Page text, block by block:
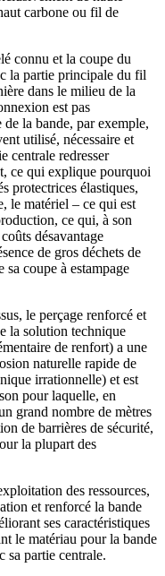
carbone ou fil de
connu et la coupe du
la partie principale du fil
dans le milieu de la
est pas
la bande, par exemple,
utilisé, nécessaire et
centrale redresser
ce qui explique pourquoi
protectrices élastiques,
le matériel – ce qui est
ce qui, à son
désavantage
de gros déchets de
sa coupe à estampage
le perçage renforcé et
la solution technique
de renfort) a une
naturelle rapide de
irrationnelle) et est
pour laquelle, en
grand nombre de mètres
de barrières de sécurité,
la plupart des
des ressources,
et renforcé la bande
ses caractéristiques
le matériau pour la bande
sa partie centrale.